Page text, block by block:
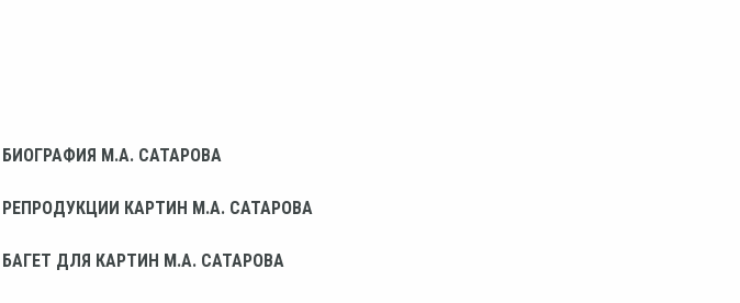
БИОГРАФИЯ М.А. САТАРОВА
РЕПРОДУКЦИИ КАРТИН М.А. САТАРОВА
БАГЕТ ДЛЯ КАРТИН М.А. САТАРОВА